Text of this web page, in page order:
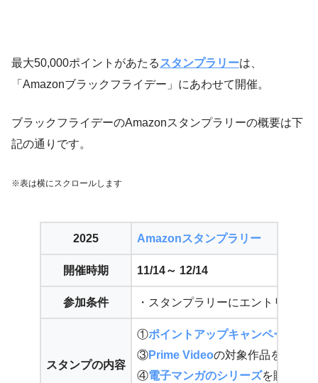
最大50,000ポイントがあたるスタンプラリーは、
「Amazonブラックフライデー」にあわせて開催。
ブラックフライデーのAmazonスタンプラリーの概要は下
記の通りです。
※表は横にスクロールします
2025 Amazonスタンプラリー
開催時期 11/14～ 12/14
参加条件 ・スタンプラリーにエントリー
スタンプの内容
①ポイントアップキャンペーン
③Prime Videoの対象作品を観る
④電子マンガのシリーズを購読する